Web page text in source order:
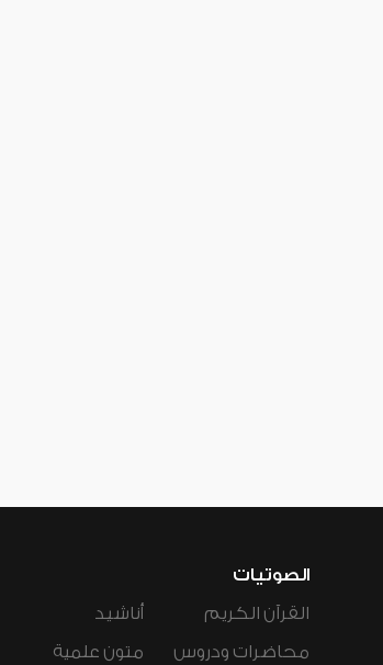
الصوتيات
القرآن الكريم
محاضرات ودروس
أناشيد
متون علمية